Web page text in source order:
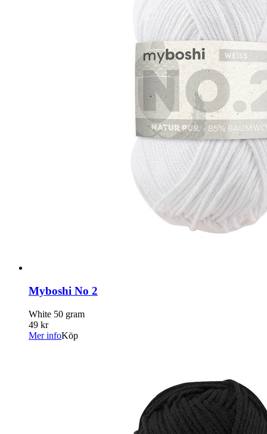
Myboshi No 2
White 50 gram
49 kr
Mer infoKöp